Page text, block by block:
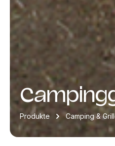
Produkte Camping &